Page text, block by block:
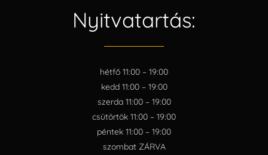
Nyitvatartás:
hétfő 11:00 – 19:00
kedd 11:00 – 19:00
szerda 11:00 – 19:00
csütörtök 11:00 – 19:00
péntek 11:00 – 19:00
szombat ZÁRVA